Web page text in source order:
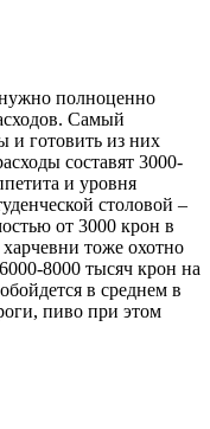
полноценно
Самый
и готовить из них
составят 3000-
и уровня
столовой –
от 3000 крон в
тоже охотно
8000 тысяч крон на
в среднем в
пиво при этом